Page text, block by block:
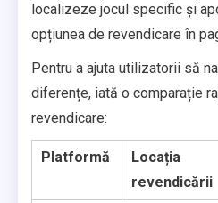
localizeze jocul specific și
opțiunea de revendicare în
Pentru a ajuta utilizatorii să
diferențe, iată o comparație
revendicare:
Platformă
Locația
revendicării